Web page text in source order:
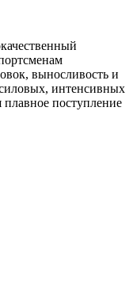
выносливость и
интенсивных
поступление